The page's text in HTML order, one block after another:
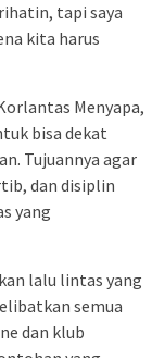
tapi saya
kita harus
Menyapa,
bisa dekat
Tujuannya agar
dan disiplin
yang
lalu lintas yang
semua
dan klub